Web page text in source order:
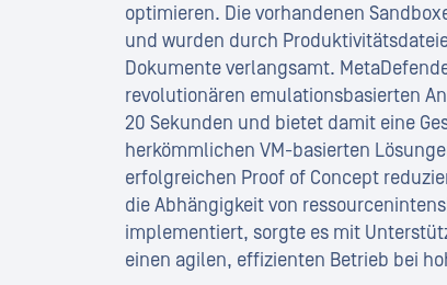
optimieren. Die vorhandenen
und wurden durch
Dokumente verlangsamt.
revolutionären emulationsbasierten
20 Sekunden und bietet damit eine
herkömmlichen VM-basierten
erfolgreichen Proof of Concept
die Abhängigkeit von
implementiert, sorgte es mit
einen agilen, effizienten Betrieb bei